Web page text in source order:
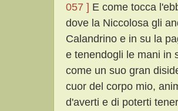
057 ] E come tocca
dove la Niccolosa gli
Calandrino e in su la
e tenendogli le mani in
come un suo gran
cuor del corpo mio,
d'averti e di poterti